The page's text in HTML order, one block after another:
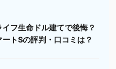
イフ生命ドル建てで後悔？
ートSの評判・口コミは？